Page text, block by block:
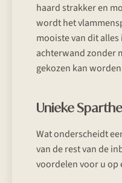
haard strakker en
wordt het
mooiste van dit
achterwand zonder
gekozen kan
Unieke
Wat onderscheidt
van de rest van de
voordelen voor u op